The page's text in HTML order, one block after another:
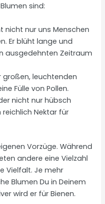
sind:
nicht nur uns Menschen
Er blüht lange und
ausgedehnten Zeitraum
großen, leuchtenden
Fülle von Pollen.
nicht nur hübsch
Nektar für
Vorzüge. Während
andere eine Vielzahl
Vielfalt. Je mehr
Blumen Du in Deinem
wird er für Bienen.